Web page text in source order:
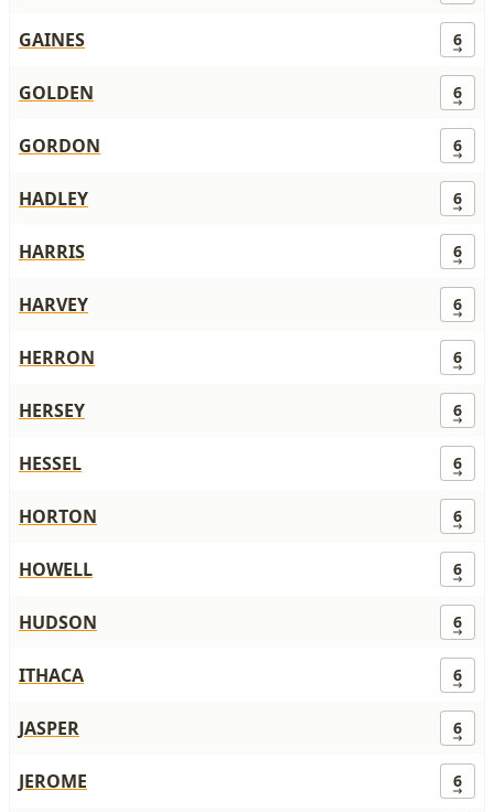
GAINES 6
GOLDEN 6
GORDON 6
HADLEY 6
HARRIS 6
HARVEY 6
HERRON 6
HERSEY 6
HESSEL 6
HORTON 6
HOWELL 6
HUDSON 6
ITHACA 6
JASPER 6
JEROME 6